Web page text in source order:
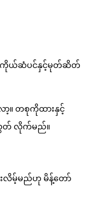
ကိုယ်ဆံပင်နှင့်မုတ်ဆိတ်
ာ့။ တစုကိုထားနှင့်
တ် လိုက်မည်။
လိမ့်မည်ဟု မိန့်တော်